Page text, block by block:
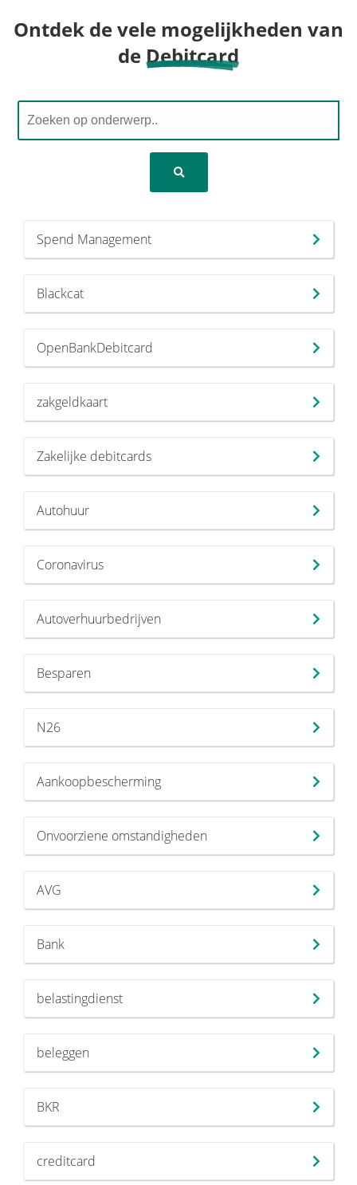
Ontdek de vele mogelijkheden van
deDebitcard
Spend Management
Blackcat
OpenBankDebitcard
zakgeldkaart
Zakelijke debitcards
Autohuur
Coronavirus
Autoverhuurbedrijven
Besparen
N26
Aankoopbescherming
Onvoorziene omstandigheden
AVG
Bank
belastingdienst
beleggen
BKR
creditcard